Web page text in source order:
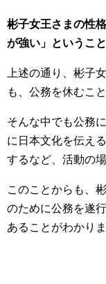
彬子女王さまの性
が強い」というこ
上述の通り、彬子
も、公務を休むこ
そんな中でも公務
に日本文化を伝え
するなど、活動の
このことからも、
のために公務を遂
あることがわかり